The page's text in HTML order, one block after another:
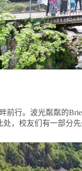
前行。波光粼粼的
，校友们有一部分